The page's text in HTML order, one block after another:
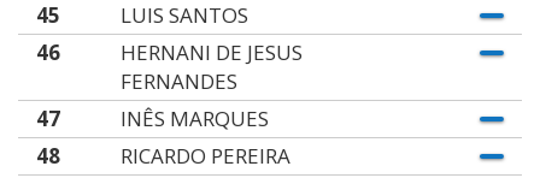
45
LUIS SANTOS
46
HERNANI DE JESUS
FERNANDES
47
INÊS MARQUES
48
RICARDO PEREIRA